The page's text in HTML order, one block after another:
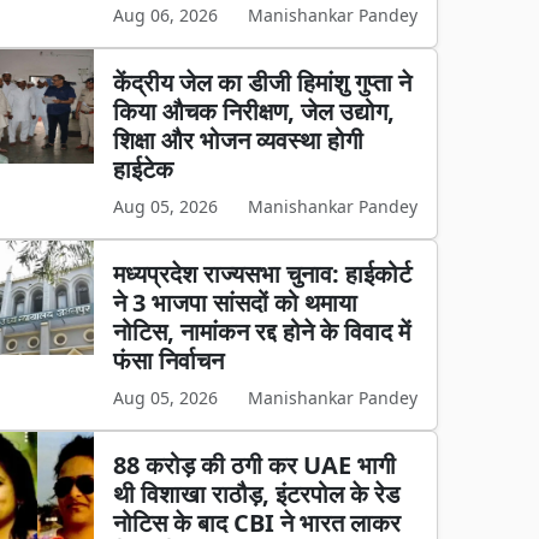
Aug 06, 2026 Manishankar Pandey
केंद्रीय जेल का डीजी हिमांशु गुप्ता ने
किया औचक निरीक्षण, जेल उद्योग,
शिक्षा और भोजन व्यवस्था होगी
हाईटेक
Aug 05, 2026 Manishankar Pandey
मध्यप्रदेश राज्यसभा चुनाव: हाईकोर्ट
ने 3 भाजपा सांसदों को थमाया
नोटिस, नामांकन रद्द होने के विवाद में
फंसा निर्वाचन
Aug 05, 2026 Manishankar Pandey
88 करोड़ की ठगी कर UAE भागी
थी विशाखा राठौड़, इंटरपोल के रेड
नोटिस के बाद CBI ने भारत लाकर